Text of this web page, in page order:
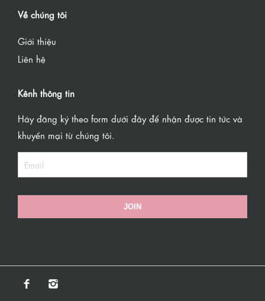
Về chúng tôi
Giới thiệu
Liên hệ
Kênh thông tin
Hãy đăng ký theo form dưới đây để nhận được tin tức và
khuyến mại từ chúng tôi.
JOIN